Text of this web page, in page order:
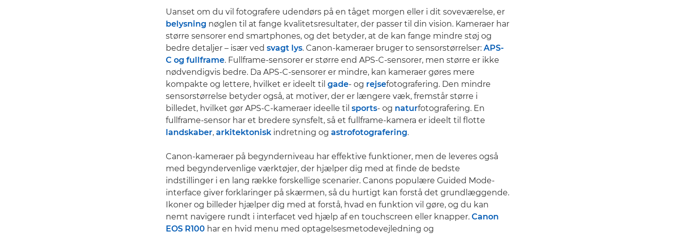
Uanset om du vil fotografere udendørs på en tåget morgen eller i dit soveværelse, er
belysning nøglen til at fange kvalitetsresultater, der passer til din vision. Kameraer har
større sensorer end smartphones, og det betyder, at de kan fange mindre støj og
bedre detaljer – især ved svagt lys. Canon-kameraer bruger to sensorstørrelser: APS-
C og fullframe. Fullframe-sensorer er større end APS-C-sensorer, men større er ikke
nødvendigvis bedre. Da APS-C-sensorer er mindre, kan kameraer gøres mere
kompakte og lettere, hvilket er ideelt til gade- og rejsefotografering. Den mindre
sensorstørrelse betyder også, at motiver, der er længere væk, fremstår større i
billedet, hvilket gør APS-C-kameraer ideelle til sports- og naturfotografering. En
fullframe-sensor har et bredere synsfelt, så et fullframe-kamera er ideelt til flotte
landskaber, arkitektonisk indretning og astrofotografering.
Canon-kameraer på begynderniveau har effektive funktioner, men de leveres også
med begyndervenlige værktøjer, der hjælper dig med at finde de bedste
indstillinger i en lang række forskellige scenarier. Canons populære Guided Mode-
interface giver forklaringer på skærmen, så du hurtigt kan forstå det grundlæggende.
Ikoner og billeder hjælper dig med at forstå, hvad en funktion vil gøre, og du kan
nemt navigere rundt i interfacet ved hjælp af en touchscreen eller knapper. Canon
EOS R100 har en hvid menu med optagelsesmetodevejledning og